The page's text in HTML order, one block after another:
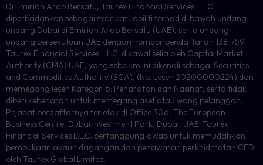
Di Emiriah Arab Bersatu, Taurex Financial Services L.L.C.
diperbadankan sebagai syarikat liabiliti terhad di bawah undang-
undang Dubai di Emiriah Arab Bersatu (UAE), serta undang-
undang persekutuan UAE dengan nombor pendaftaran 1381759.
Taurex Financial Services L.L.C. dikawal selia oleh Capital Market
Authority (CMA) UAE, yang sebelum ini dikenali sebagai Securities
and Commodities Authority (SCA), (No. Lesen 20200000224) dan
memegang lesen Kategori 5: Penarafan dan Nasihat, serta tidak
diberi kebenaran untuk memegang aset atau wang pelanggan.
Pejabat berdaftarnya terletak di Office 306, The European
Business Centre, Dubai Investment Park, Dubai, UAE. Taurex
Financial Services L.L.C. bertanggungjawab untuk memudahkan
pembukaan akaun dagangan dan penawaran perkhidmatan CFD
oleh Taurex Global Limited.